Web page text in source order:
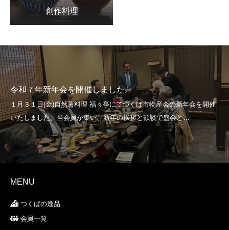
創作料理
令和７年新年会を開催しました。
MENU
つくばの逸品
会員一覧